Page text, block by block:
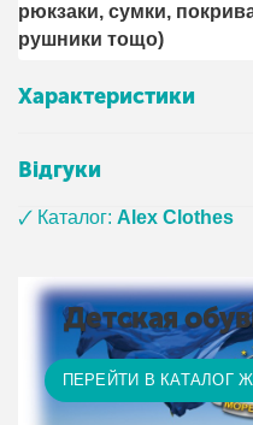
рюкзаки, сумки,
рушники тощо)
Характеристики
Відгуки
🗸 Каталог:Alex Clothes
Детская
ПЕРЕЙТИ В КАТАЛОГ